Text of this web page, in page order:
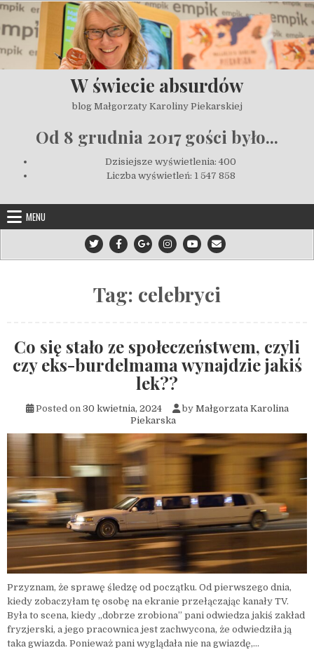
Skip to content
W świecie absurdów
blog Małgorzaty Karoliny Piekarskiej
Od 8 grudnia 2017 gości było...
Dzisiejsze wyświetlenia: 400
Liczba wyświetleń: 1 547 858
MENU
Tag: celebryci
Co się stało ze społeczeństwem, czyli
czy eks-burdelmama wynajdzie jakiś
lek??
Posted on 30 kwietnia, 2024 by Małgorzata Karolina
Piekarska
Przyznam, że sprawę śledzę od początku. Od pierwszego dnia,
kiedy zobaczyłam tę osobę na ekranie przełączając kanały TV.
Była to scena, kiedy „dobrze zrobiona” pani odwiedza jakiś zakład
fryzjerski, a jego pracownica jest zachwycona, że odwiedziła ją
taka gwiazda. Ponieważ pani wyglądała nie na gwiazdę,…